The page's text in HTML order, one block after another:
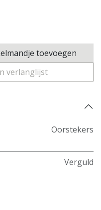
toevoegen
verlanglijst
Oorstekers
Verguld